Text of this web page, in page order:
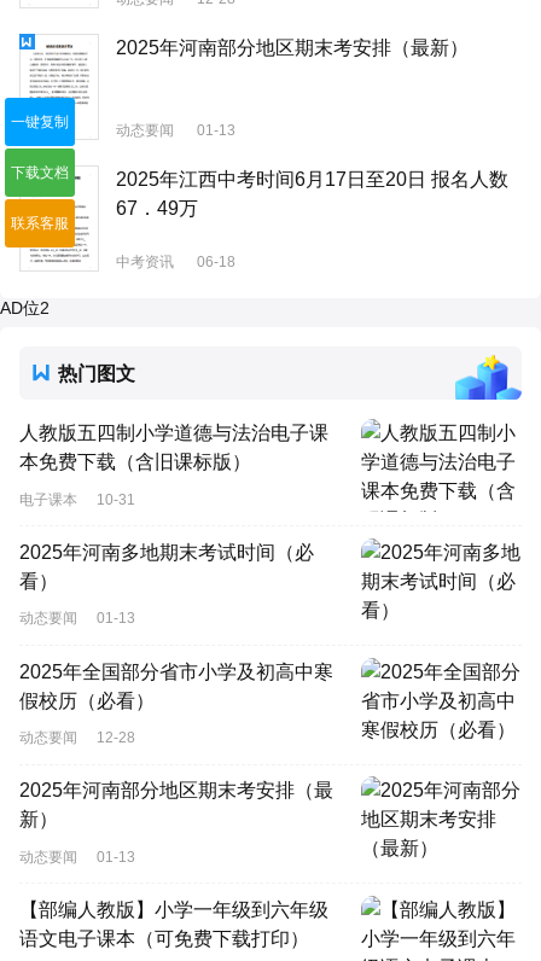
2025年河南部分地区期末考安排（最新）
动态要闻 01-13
2025年江西中考时间6月17日至20日 报名人数
67．49万
中考资讯 06-18
AD位2
热门图文
人教版五四制小学道德与法治电子课
本免费下载（含旧课标版）
电子课本 10-31
2025年河南多地期末考试时间（必
看）
动态要闻 01-13
2025年全国部分省市小学及初高中寒
假校历（必看）
动态要闻 12-28
2025年河南部分地区期末考安排（最
新）
动态要闻 01-13
【部编人教版】小学一年级到六年级
语文电子课本（可免费下载打印）
一键复制
下载文档
联系客服